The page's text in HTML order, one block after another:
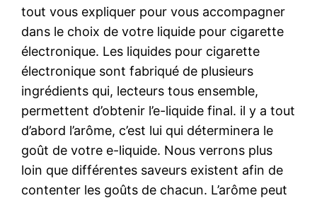
tout vous expliquer pour vous accompagner
dans le choix de votre liquide pour cigarette
électronique. Les liquides pour cigarette
électronique sont fabriqué de plusieurs
ingrédients qui, lecteurs tous ensemble,
permettent d’obtenir l’e-liquide final. il y a tout
d’abord l’arôme, c’est lui qui déterminera le
goût de votre e-liquide. Nous verrons plus
loin que différentes saveurs existent afin de
contenter les goûts de chacun. L’arôme peut